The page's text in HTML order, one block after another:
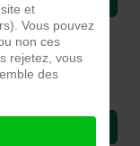
et
Vous pouvez
non ces
rejetez, vous
des